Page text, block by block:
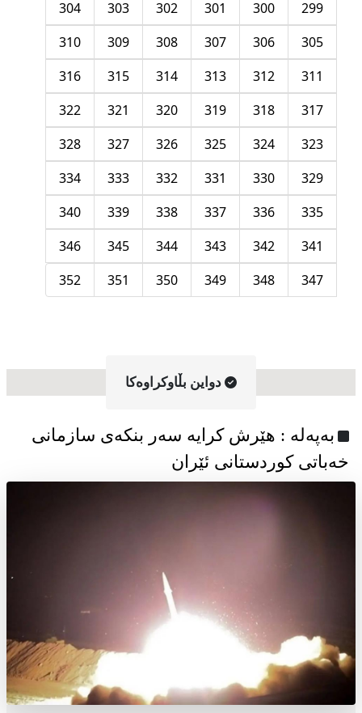
299
300
301
302
303
304
305
306
307
308
309
310
311
312
313
314
315
316
317
318
319
320
321
322
323
324
325
326
327
328
329
330
331
332
333
334
335
336
337
338
339
340
341
342
343
344
345
346
347
348
349
350
351
352
دواین بڵاوکراوه‌کا
به‌په‌له‌ : هێرش کرایە سەر بنکەی سازمانی
خەباتی کوردستانی ئێران